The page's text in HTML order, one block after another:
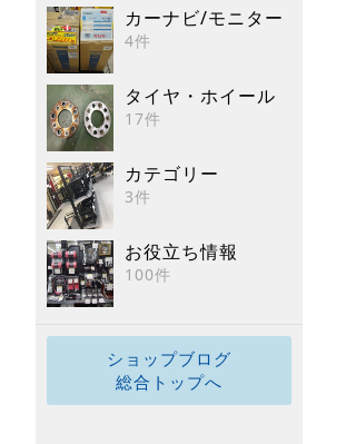
カーナビ/モニター
4件
タイヤ・ホイール
17件
カテゴリー
3件
お役立ち情報
100件
ショップブログ
総合トップへ